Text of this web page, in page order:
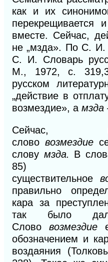
как и их
перекрещивается
вместе. Сейчас,
не „мзда». По С.
С. И. Словарь
М., 1972, с.
русском
„действие в
возмездие», а
Сейчас,
слово возмездие
слову мзда. В
85)
существительное
правильно
кара за
так было
Слово возмездие
обозначением и
воздаяния